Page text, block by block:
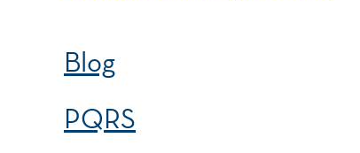
Blog
PQRS